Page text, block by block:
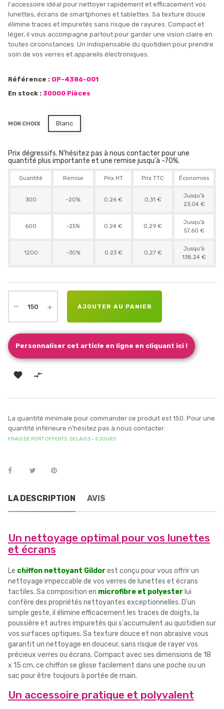
l'accessoire idéal pour nettoyer rapidement et efficacement vos
lunettes, écrans de smartphones et tablettes. Sa texture douce
élimine traces et impuretés sans risque de rayures. Compact et
léger, il vous accompagne partout pour garder une vision claire en
toutes circonstances. Un indispensable du quotidien pour prendre
soin de vos verres et appareils électroniques.
Référence : OP-4386-001
En stock : 30000 Pièces
MON CHOIX Blanc
Prix dégressifs. N'hésitez pas à nous contacter pour une
quantité plus importante et une remise jusqu'à -70%.
Quantité Remise Prix HT Prix TTC Économies
300 -20% 0.26 € 0,31 €
Jusqu'à
23,04 €
600 -25% 0.24 € 0,29 €
Jusqu'à
57,60 €
1200 -30% 0.23 € 0,27 €
Jusqu'à
138,24 €
AJOUTER AU PANIER
Personnaliser cet article en ligne en cliquant ici !
 
La quantité minimale pour commander ce produit est 150. Pour une
quantité inférieure n'hésitez pas à nous contacter.
FRAIS DE PORT OFFERTS. DELAIS 3 – 5 JOURS
LA DESCRIPTION AVIS
Un nettoyage optimal pour vos lunettes
et écrans
Le chiffon nettoyant Gildorest conçu pour vous offrir un
nettoyage impeccable de vos verres de lunettes et écrans
tactiles. Sa composition en microfibre et polyester lui
confère des propriétés nettoyantes exceptionnelles. D'un
simple geste, il élimine efficacement les traces de doigts, la
poussière et autres impuretés qui s'accumulent au quotidien sur
vos surfaces optiques. Sa texture douce et non abrasive vous
garantit un nettoyage en douceur, sans risque de rayer vos
précieux verres ou écrans. Compact avec ses dimensions de 18
x 15 cm, ce chiffon se glisse facilement dans une poche ou un
sac pour être toujours à portée de main.
Un accessoire pratique et polyvalent